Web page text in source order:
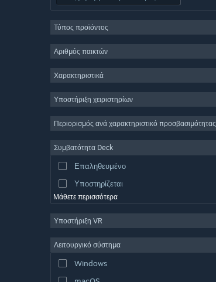
Μαζικό πολλών παικτών
Indie
Χαλαρό
Προσομοίωση
Παραγωγή βίντεο
Επεξεργασία εικόνας
Τύπος προϊόντος
Αριθμός παικτών
Χαρακτηριστικά
Υποστήριξη χειριστηρίων
Περιορισμός ανά χαρακτηριστικό προσβασιμότητας
Συμβατότητα Deck
Επαληθευμένο
Υποστηρίζεται
Μάθετε περισσότερα
Υποστήριξη VR
Λειτουργικό σύστημα
Windows